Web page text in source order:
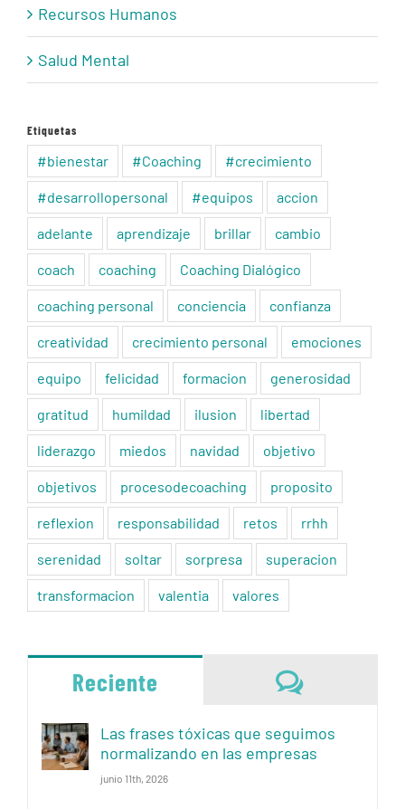
Recursos Humanos
Salud Mental
Etiquetas
#bienestar #Coaching #crecimiento
#desarrollopersonal #equipos accion
adelante aprendizaje brillar cambio
coach coaching Coaching Dialógico
coaching personal conciencia confianza
creatividad crecimiento personal emociones
equipo felicidad formacion generosidad
gratitud humildad ilusion libertad
liderazgo miedos navidad objetivo
objetivos procesodecoaching proposito
reflexion responsabilidad retos rrhh
serenidad soltar sorpresa superacion
transformacion valentia valores
Reciente
Las frases tóxicas que seguimos
normalizando en las empresas
junio 11th, 2026